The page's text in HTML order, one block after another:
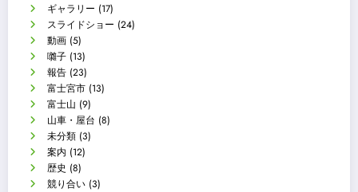
ギャラリー (17)
スライドショー (24)
動画 (5)
囃子 (13)
報告 (23)
富士宮市 (13)
富士山 (9)
山車・屋台 (8)
未分類 (3)
案内 (12)
歴史 (8)
競り合い (3)